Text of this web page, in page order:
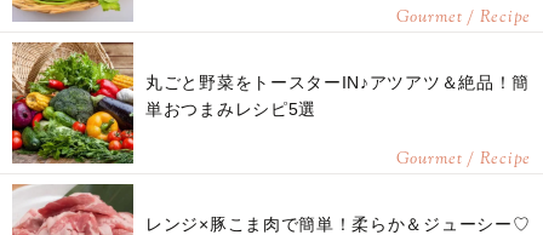
Gourmet / Recipe
丸ごと野菜をトースターIN♪アツアツ＆絶品！簡
単おつまみレシピ5選
Gourmet / Recipe
レンジ×豚こま肉で簡単！柔らか＆ジューシー♡